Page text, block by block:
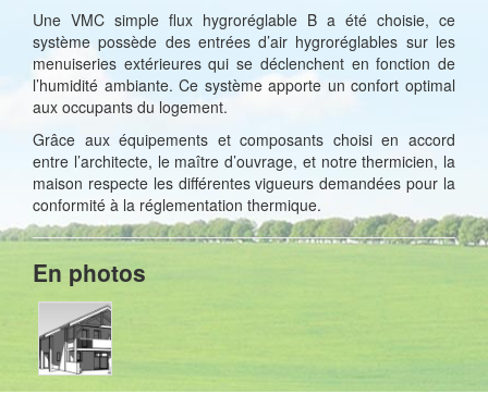
Une VMC simple flux hygroréglable B a été choisie, ce
système possède des entrées d’air hygroréglables sur les
menuiseries extérieures qui se déclenchent en fonction de
l’humidité ambiante. Ce système apporte un confort optimal
aux occupants du logement.
Grâce aux équipements et composants choisi en accord
entre l’architecte, le maître d’ouvrage, et notre thermicien, la
maison respecte les différentes vigueurs demandées pour la
conformité à la réglementation thermique.
En photos